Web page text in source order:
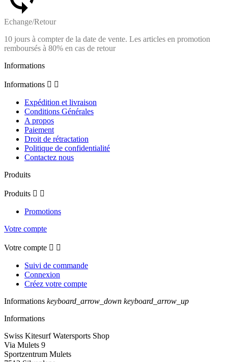
Echange/Retour
10 jours à compter de la date de vente. Les articles en promotion
remboursés à 80% en cas de retour
Informations
Informations  
Expédition et livraison
Conditions Générales
A propos
Paiement
Droit de rétractation
Politique de confidentialité
Contactez nous
Produits
Produits  
Promotions
Votre compte
Votre compte  
Suivi de commande
Connexion
Créez votre compte
Informations keyboard_arrow_down keyboard_arrow_up
Informations
Swiss Kitesurf Watersports Shop
Via Mulets 9
Sportzentrum Mulets